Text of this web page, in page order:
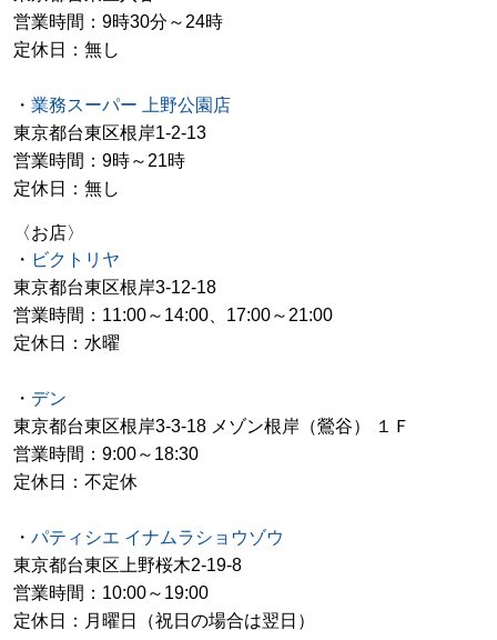
営業時間：9時30分～24時
定休日：無し
・ 業務スーパー 上野公園店
東京都台東区根岸1-2-13
営業時間：9時～21時
定休日：無し
〈お店〉
・ ビクトリヤ
東京都台東区根岸3-12-18
営業時間：11:00～14:00、17:00～21:00
定休日：水曜
・ デン
東京都台東区根岸3-3-18 メゾン根岸（鶯谷） １Ｆ
営業時間：9:00～18:30
定休日：不定休
・ パティシエ イナムラショウゾウ
東京都台東区上野桜木2-19-8
営業時間：10:00～19:00
定休日：月曜日（祝日の場合は翌日）